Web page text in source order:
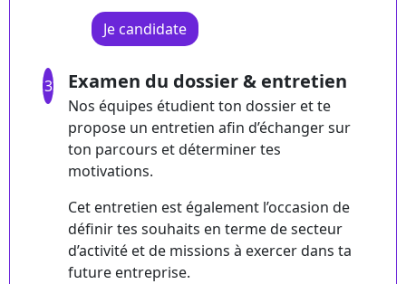
Je candidate
3 Examen du dossier & entretien
Nos équipes étudient ton dossier et te
propose un entretien afin d’échanger sur
ton parcours et déterminer tes
motivations.
Cet entretien est également l’occasion de
définir tes souhaits en terme de secteur
d’activité et de missions à exercer dans ta
future entreprise.